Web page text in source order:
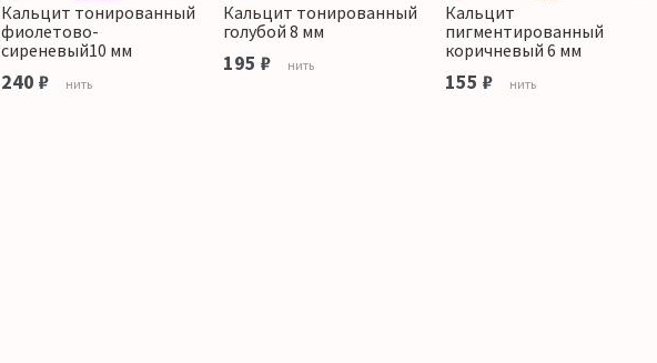
Кальцит тонированный
фиолетово-
сиреневый10 мм
240 ₽ нить
Кальцит тонированный
голубой 8 мм
195 ₽ нить
Кальцит
пигментированный
коричневый 6 мм
155 ₽ нить